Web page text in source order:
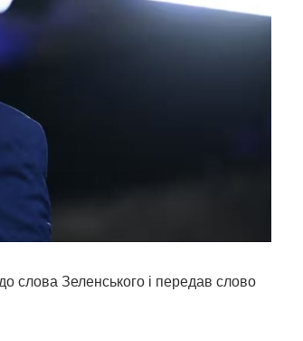
слова Зеленського і передав слово